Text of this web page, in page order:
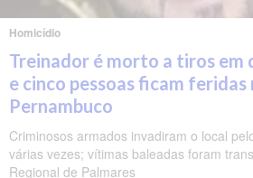
Homicídio
Treinador é morto a tiros em
e cinco pessoas ficam feridas
Pernambuco
Criminosos armados invadiram o local
várias vezes; vítimas baleadas foram
Regional de Palmares